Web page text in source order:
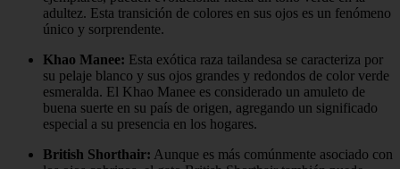
adultez. Esta transición de colores en sus ojos es un fenómeno
único y sorprendente.
Khao Manee: Esta exótica raza tailandesa se caracteriza por
su pelaje blanco y sus ojos grandes y redondos de color verde
esmeralda. El Khao Manee es considerado un amuleto de
buena suerte en su país de origen, agregando un significado
especial a su presencia en los hogares.
British Shorthair: Aunque es más comúnmente asociado con